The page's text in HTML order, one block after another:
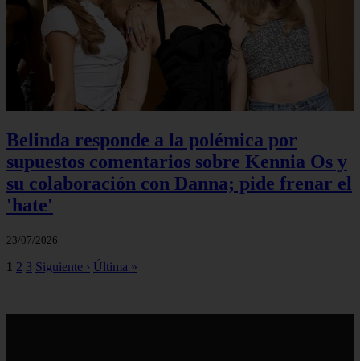
Belinda responde a la polémica por
supuestos comentarios sobre Kennia Os y
su colaboración con Danna; pide frenar el
'hate'
23/07/2026
1 2 3 Siguiente › Última »